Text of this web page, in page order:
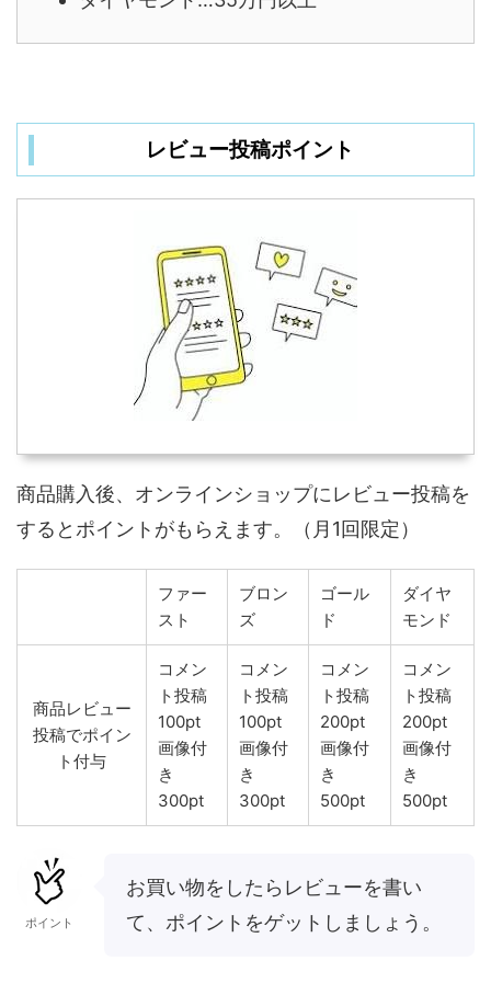
レビュー投稿ポイント
商品購入後、オンラインショップにレビュー投稿を
するとポイントがもらえます。（月1回限定）
ファー
スト
ブロン
ズ
ゴール
ド
ダイヤ
モンド
商品レビュー
投稿でポイン
ト付与
コメン
ト投稿
100pt
画像付
き
300pt
コメン
ト投稿
100pt
画像付
き
300pt
コメン
ト投稿
200pt
画像付
き
500pt
コメン
ト投稿
200pt
画像付
き
500pt
ポイント
お買い物をしたらレビューを書い
て、ポイントをゲットしましょう。